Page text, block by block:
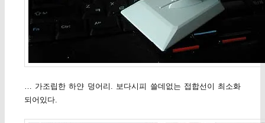
… 가조립한 하얀 덩어리. 보다시피 쓸데없는 접합선이 최소화
되어있다.